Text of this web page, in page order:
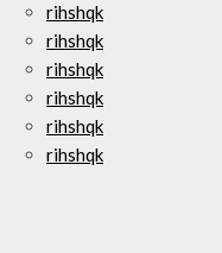
rihshqk
rihshqk
rihshqk
rihshqk
rihshqk
rihshqk